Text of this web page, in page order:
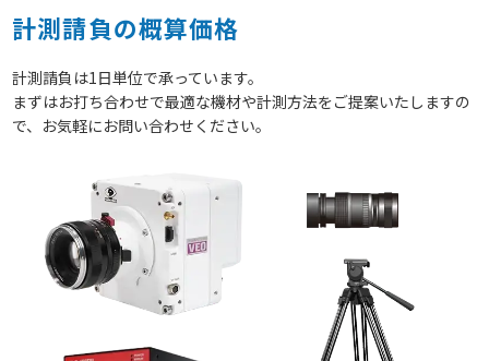
計測請負の概算価格
計測請負は1日単位で承っています。
まずはお打ち合わせで最適な機材や計測方法をご提案いたしますの
で、お気軽にお問い合わせください。